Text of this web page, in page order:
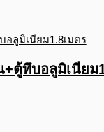
+ตู้ทึบอลูมิเนียม